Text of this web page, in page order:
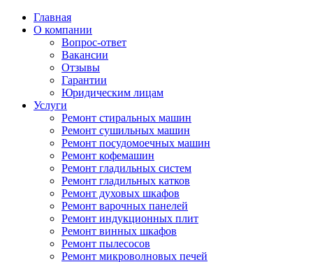
Главная
О компании
Вопрос-ответ
Вакансии
Отзывы
Гарантии
Юридическим лицам
Услуги
Ремонт стиральных машин
Ремонт сушильных машин
Ремонт посудомоечных машин
Ремонт кофемашин
Ремонт гладильных систем
Ремонт гладильных катков
Ремонт духовых шкафов
Ремонт варочных панелей
Ремонт индукционных плит
Ремонт винных шкафов
Ремонт пылесосов
Ремонт микроволновых печей